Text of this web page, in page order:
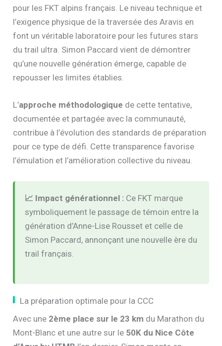
pour les FKT alpins français. Le niveau technique et
l’exigence physique de la traversée des Aravis en
font un véritable laboratoire pour les futures stars
du trail ultra. Simon Paccard vient de démontrer
qu’une nouvelle génération émerge, capable de
repousser les limites établies.
L’approche méthodologique de cette tentative,
documentée et partagée avec la communauté,
contribue à l’évolution des standards de préparation
pour ce type de défi. Cette transparence favorise
l’émulation et l’amélioration collective du niveau.
📈 Impact générationnel : Ce FKT marque
symboliquement le passage de témoin entre la
génération d’Anne-Lise Rousset et celle de
Simon Paccard, annonçant une nouvelle ère du
trail français.
La préparation optimale pour la CCC
Avec une 2ème place sur le 23 km du Marathon du
Mont-Blanc et une autre sur le 50K du Nice Côte